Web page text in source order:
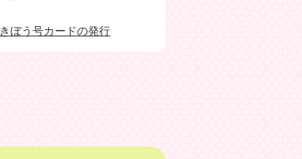
きぼう号カードの発行